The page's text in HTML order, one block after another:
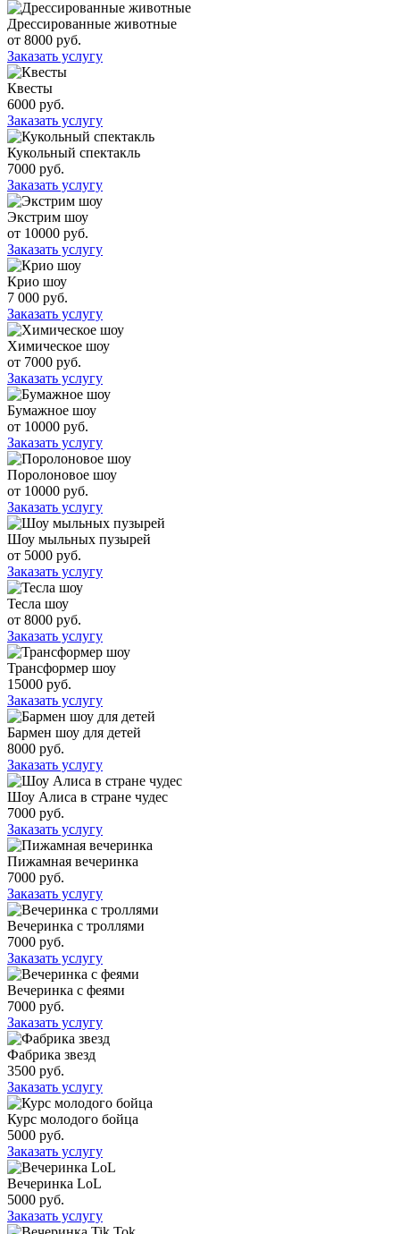
Дрессированные животные
от 8000 руб.
Заказать услугу
Квесты
6000 руб.
Заказать услугу
Кукольный спектакль
7000 руб.
Заказать услугу
Экстрим шоу
от 10000 руб.
Заказать услугу
Крио шоу
7 000 руб.
Заказать услугу
Химическое шоу
от 7000 руб.
Заказать услугу
Бумажное шоу
от 10000 руб.
Заказать услугу
Поролоновое шоу
от 10000 руб.
Заказать услугу
Шоу мыльных пузырей
от 5000 руб.
Заказать услугу
Тесла шоу
от 8000 руб.
Заказать услугу
Трансформер шоу
15000 руб.
Заказать услугу
Бармен шоу для детей
8000 руб.
Заказать услугу
Шоу Алиса в стране чудес
7000 руб.
Заказать услугу
Пижамная вечеринка
7000 руб.
Заказать услугу
Вечеринка с троллями
7000 руб.
Заказать услугу
Вечеринка с феями
7000 руб.
Заказать услугу
Фабрика звезд
3500 руб.
Заказать услугу
Курс молодого бойца
5000 руб.
Заказать услугу
Вечеринка LoL
5000 руб.
Заказать услугу